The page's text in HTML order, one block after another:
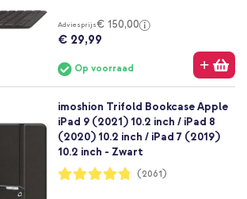
Adviesprijs€ 150,00
€ 29,99
Op voorraad
imoshion Trifold Bookcase Apple
iPad 9 (2021) 10.2 inch / iPad 8
(2020) 10.2 inch / iPad 7 (2019)
10.2 inch - Zwart
Waardering:
95%
(2061)